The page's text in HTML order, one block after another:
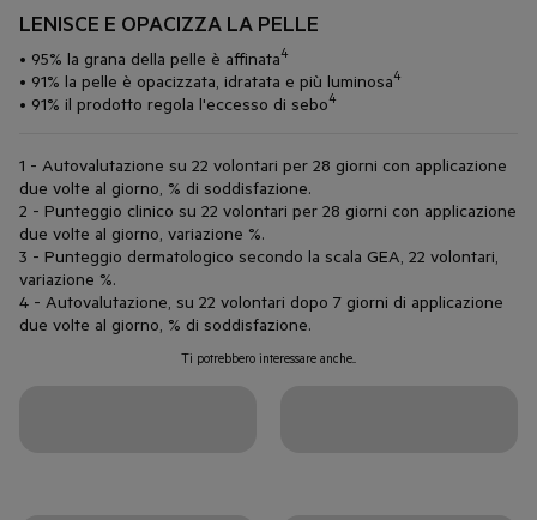
LENISCE E OPACIZZA LA PELLE
• 95% la grana della pelle è affinata4
• 91% la pelle è opacizzata, idratata e più luminosa4
• 91% il prodotto regola l'eccesso di sebo4
1 - Autovalutazione su 22 volontari per 28 giorni con applicazione
due volte al giorno, % di soddisfazione.
2 - Punteggio clinico su 22 volontari per 28 giorni con applicazione
due volte al giorno, variazione %.
3 - Punteggio dermatologico secondo la scala GEA, 22 volontari,
variazione %.
4 - Autovalutazione, su 22 volontari dopo 7 giorni di applicazione
due volte al giorno, % di soddisfazione.
Ti potrebbero interessare anche...